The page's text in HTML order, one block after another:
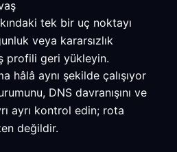
tek bir uç noktayı
veya kararsızlık
profili geri yükleyin.
hâlâ aynı şekilde çalışıyor
DNS davranışını ve
ayrı kontrol edin; rota
değildir.